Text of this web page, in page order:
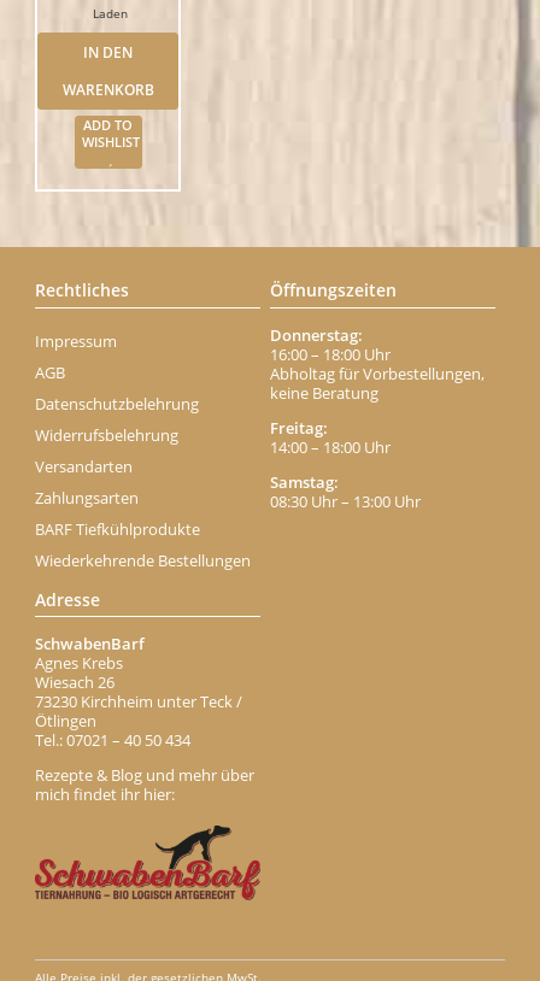
Laden
IN DEN
WARENKORB
ADD TO
WISHLIST
Rechtliches
Impressum
AGB
Datenschutzbelehrung
Widerrufsbelehrung
Versandarten
Zahlungsarten
BARF Tiefkühlprodukte
Wiederkehrende Bestellungen
Öffnungszeiten
Donnerstag:
16:00 – 18:00 Uhr
Abholtag für Vorbestellungen,
keine Beratung
Freitag:
14:00 – 18:00 Uhr
Samstag:
08:30 Uhr – 13:00 Uhr
Adresse
SchwabenBarf
Agnes Krebs
Wiesach 26
73230 Kirchheim unter Teck /
Ötlingen
Tel.: 07021 – 40 50 434
Rezepte & Blog und mehr über
mich findet ihr hier:
Alle Preise inkl. der gesetzlichen MwSt.